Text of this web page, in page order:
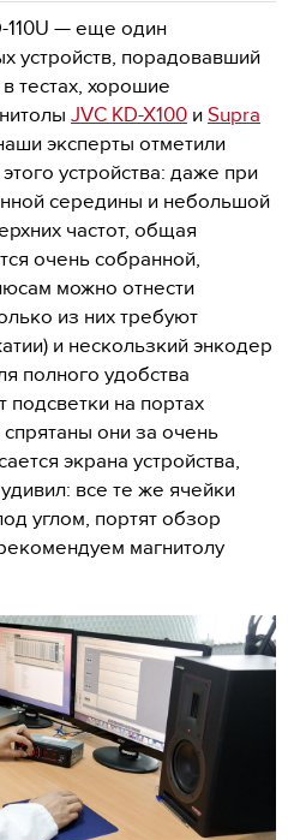
110U — еще один
устройств, порадовавший
тестах, хорошие
JVC KD-X100 и Supra
эксперты отметили
устройства: даже при
середины и небольшой
частот, общая
очень собранной,
можно отнести
из них требуют
и нескользкий энкодер
полного удобства
подсветки на портах
они за очень
экрана устройства,
все те же ячейки
углом, портят обзор
магнитолу